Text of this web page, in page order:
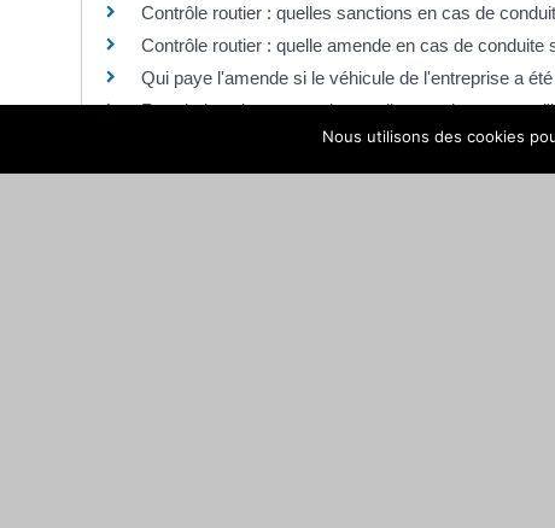
Contrôle routier : quelles sanctions en cas de
Contrôle routier : quelle amende en cas de conduite
Qui paye l'amende si le véhicule de l'entreprise a
Retrait de points, amende : quelle sanction en cas
Peut-on fumer en voiture ?
Qui doit conduire avec un éthylotest antidémarrage
Nous utilisons des cookies